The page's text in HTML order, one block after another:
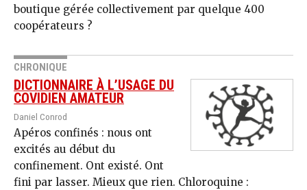
boutique gérée collectivement par quelque 400
coopérateurs ?
CHRONIQUE
DICTIONNAIRE À L’USAGE DU
COVIDIEN AMATEUR
Daniel Conrod
Apéros confinés : nous ont
excités au début du
confinement. Ont existé. Ont
fini par lasser. Mieux que rien. Chloroquine :